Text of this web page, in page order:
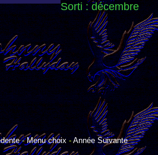
Sorti : décembre
-Menu choix-Année Suivante